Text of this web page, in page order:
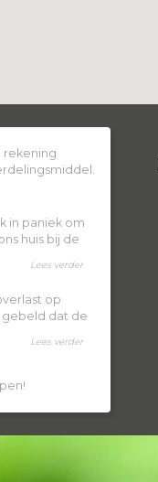
rekening
in paniek om
huis bij de
Lees verder
op
gebeld dat de
Lees verder